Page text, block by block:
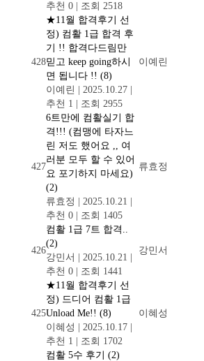
추천 0 | 조회 2518
428
★11월 합격후기 선
정) 컴활 1급 합격 후
기 !! 합격다드림만
믿고 keep going하시
면 됩니다 !! (8)
이예린 | 2025.10.27 |
추천 1 | 조회 2955
이예린
427
6트만에 컴활실기 합
격!!! (컴맹에 타자느
린 저도 했어요 ,, 여
러분 모두 할 수 있어
요 포기하지 마세요)
(2)
류효정 | 2025.10.21 |
추천 0 | 조회 1405
류효정
426
컴활 1급 7트 합격..
(2)
강민서 | 2025.10.21 |
추천 0 | 조회 1441
강민서
425
★11월 합격후기 선
정) 드디어 컴활 1급
Unload Me!! (8)
이혜성 | 2025.10.17 |
추천 1 | 조회 1702
이혜성
컴활 5수 후기 (2)